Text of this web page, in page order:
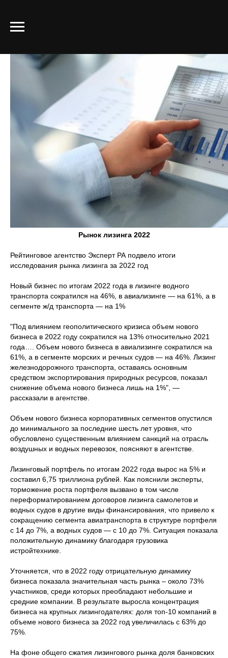
Рынок лизинга 2022
Рейтинговое агентство Эксперт РА подвело итоги
исследования рынка лизинга за 2022 год
Новый бизнес по итогам 2022 года в лизинге водного
транспорта сократился на 46%, в авиализинге — на 61%, а в
сегменте ж/д транспорта — на 1%
"Под влиянием геополитического кризиса объем нового
бизнеса в 2022 году сократился на 13% относительно 2021
года…. Объем нового бизнеса в авиализинге сократился на
61%, а в сегменте морских и речных судов — на 46%. Лизинг
железнодорожного транспорта, оставаясь основным
средством экспортирования природных ресурсов, показал
снижение объема нового бизнеса лишь на 1%", —
рассказали в агентстве.
Объем нового бизнеса корпоративных сегментов опустился
до минимального за последние шесть лет уровня, что
обусловлено существенным влиянием санкций на отрасль
воздушных и водных перевозок, поясняют в агентстве.
Лизинговый портфель по итогам 2022 года вырос на 5% и
составил 6,75 триллиона рублей. Как пояснили эксперты,
торможение роста портфеля вызвано в том числе
переформатированием договоров лизинга самолетов и
водных судов в другие виды финансирования, что привело к
сокращению сегмента авиатранспорта в структуре портфеля
с 14 до 7%, а водных судов — с 10 до 7%. Ситуация показала
положительную динамику благодаря грузовика
истройтехнике.
Уточняется, что в 2022 году отрицательную динамику
бизнеса показала значительная часть рынка – около 73%
участников, среди которых преобладают небольшие и
средние компании. В результате выросла концентрация
бизнеса на крупных лизингодателях: доля топ-10 компаний в
объеме нового бизнеса за 2022 год увеличилась с 63% до
75%.
На фоне общего сжатия лизингового рынка доля банковских